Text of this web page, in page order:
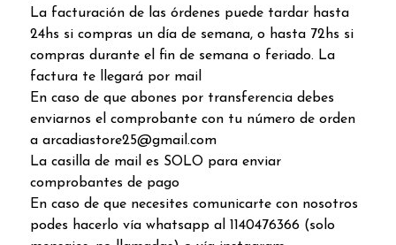
La facturación de las órdenes puede tardar hasta
24hs si compras un día de semana, o hasta 72hs si
compras durante el fin de semana o feriado. La
factura te llegará por mail
En caso de que abones por transferencia debes
enviarnos el comprobante con tu número de orden
a arcadiastore25@gmail.com
La casilla de mail es SOLO para enviar
comprobantes de pago
En caso de que necesites comunicarte con nosotros
podes hacerlo vía whatsapp al 1140476366 (solo